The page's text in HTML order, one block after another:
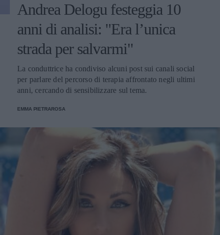
Andrea Delogu festeggia 10
anni di analisi: "Era l’unica
strada per salvarmi"
La conduttrice ha condiviso alcuni post sui canali social
per parlare del percorso di terapia affrontato negli ultimi
anni, cercando di sensibilizzare sul tema.
EMMA PIETRAROSA